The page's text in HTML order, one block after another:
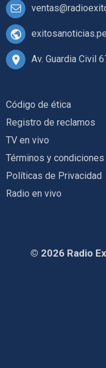
exitosanoticias.pe
Av. Guardia Civil
Código de ética
Registro de reclamos
TV en vivo
Términos y condiciones
Políticas de Privacidad
Radio en vivo
© 2026 Radio